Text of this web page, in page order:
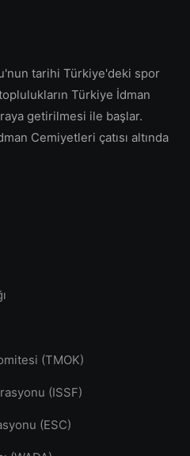
tarihi Türkiye'deki spor
Türkiye İdman
getirilmesi ile başlar.
Cemiyetleri çatısı altında
(TMOK)
(ISSF)
(ESC)